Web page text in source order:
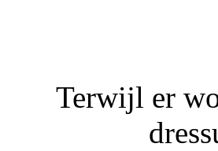
Terwijl er